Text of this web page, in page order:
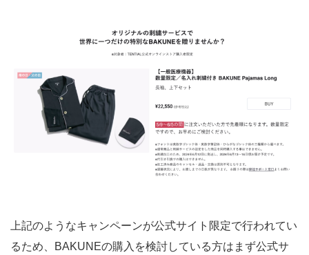
上記のようなキャンペーンが公式サイト限定で行われてい
るため、BAKUNEの購入を検討している方はまず公式サ